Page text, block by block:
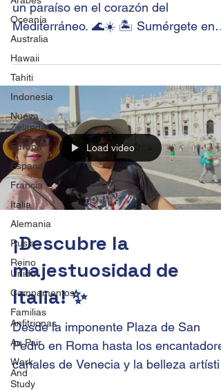
Oceanía
Australia
Hawaii
Tahiti
Indonesia
Nueva
Zelanda
Europa
España
Francia
Italia
Alemania
Rusia
Reino
Unido
Campamentos
Familias
Anfitrionas
Au Pair
Work
And
Study
un paraíso en el corazón del
Mediterráneo. 🌊☀️ 🏝️ Sumérgete en
las aguas cristalinas de la...
Load video
¡Descubre la
majestuosidad de
Italia! ✨
Desde la imponente Plaza de San
Pedro en Roma hasta los
canales de Venecia y la belleza
de Florencia, te llevamos...